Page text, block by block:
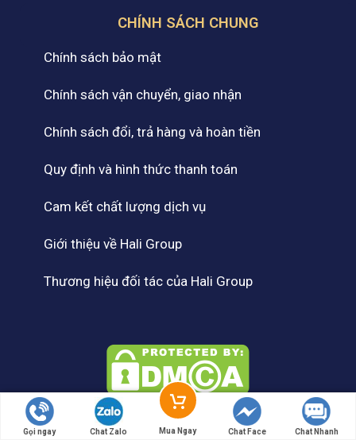
CHÍNH SÁCH CHUNG
Chính sách bảo mật
Chính sách vận chuyển, giao nhận
Chính sách đổi, trả hàng và hoàn tiền
Quy định và hình thức thanh toán
Cam kết chất lượng dịch vụ
Giới thiệu về Hali Group
Thương hiệu đối tác của Hali Group
Gọi ngay Chat Zalo Mua Ngay Chat Face Chat Nhanh